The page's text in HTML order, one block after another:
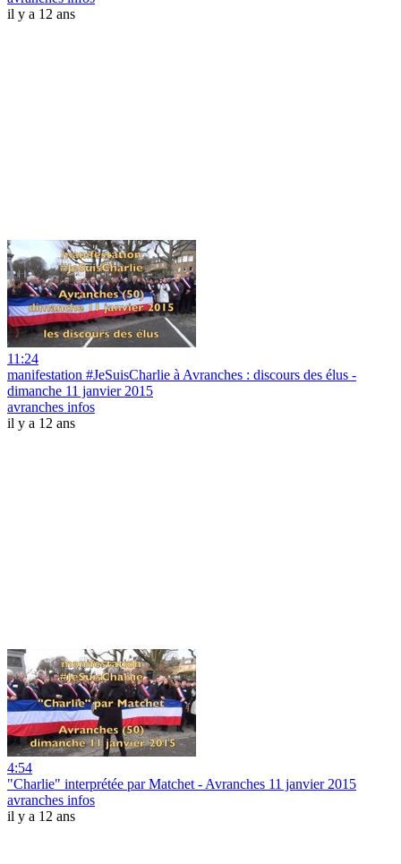
il y a 12 ans
11:24
manifestation #JeSuisCharlie à Avranches : discours des élus -
dimanche 11 janvier 2015
avranches infos
il y a 12 ans
4:54
"Charlie" interprétée par Matchet - Avranches 11 janvier 2015
avranches infos
il y a 12 ans